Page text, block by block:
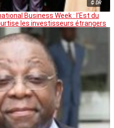
© DR
Business Week : l’Est du
les investisseurs étrangers